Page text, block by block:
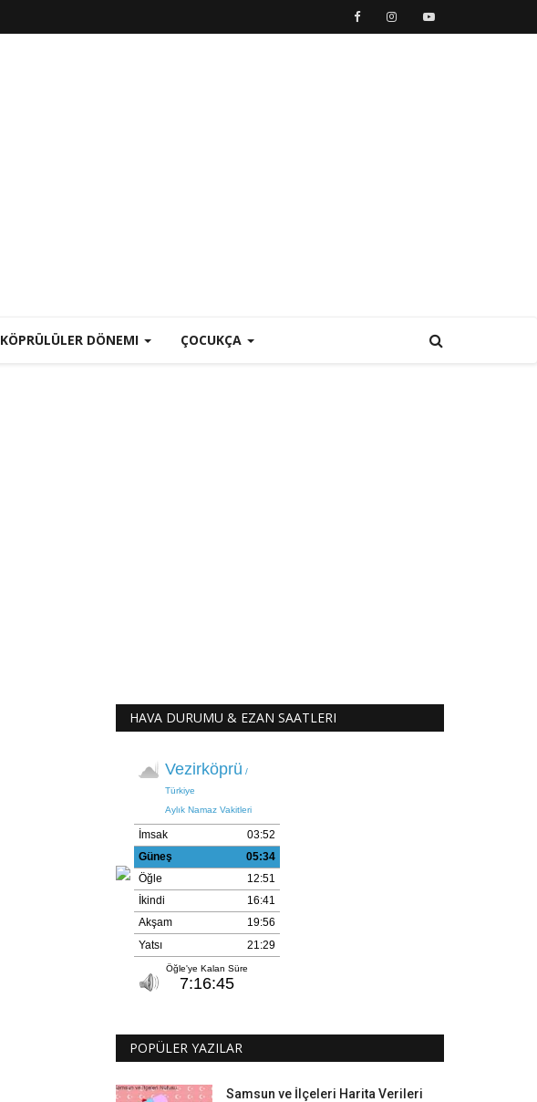
KÖPRÜLÜLER DÖNEMI ÇOCUKÇA
HAVA DURUMU & EZAN SAATLERI
POPÜLER YAZILAR
Samsun ve İlçeleri Harita Verileri